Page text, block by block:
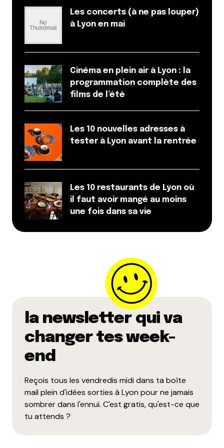
Adresse testée et approuvée ! A la fois du côté
acheteuse que revendeuse
30 mars 2018 à 11 h 25 min
Répondre
C’est super, j’ai tout vendu.
42€, que j’ai immédiatement dépensé en
m’achetant deux sublimes petites robes.
Milie
Répondre
Dis-nous tout *
Name
E-mail*
Prévenez-moi de tous les nouveaux commentaires
Les concerts (à ne pas louper)
à Lyon en mai
Cinéma en plein air à Lyon : la
programmation complète des
films de l’été
Les 10 nouvelles adresses à
tester à Lyon avant la rentrée
Les 10 restaurants de Lyon où
il faut avoir mangé au moins
une fois dans sa vie
la newsletter qui va
changer tes week-
end
Reçois tous les vendredis midi dans ta boîte
mail plein d'idées sorties à Lyon pour ne jamais
sombrer dans l'ennui. C'est gratis, qu'est-ce que
tu attends ?